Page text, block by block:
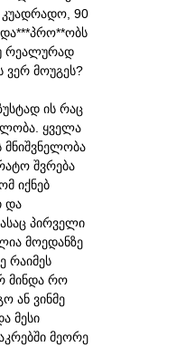
კუადრადო, 90
რეალურად
ვერ მოუგეს?
ის რაც
ყველა
მნიშვნელობა
შვრება
იქნებ
და
პირველი
მოედანზე
რაიმეს
მინდა რო
ან ვინმე
მესი
მეორე